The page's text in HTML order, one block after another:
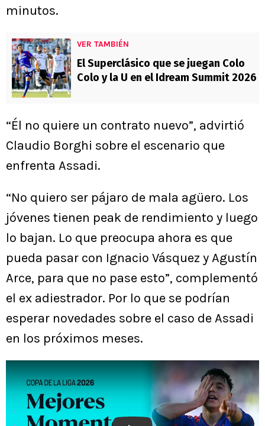
minutos.
VER TAMBIÉN
El Superclásico que se juegan Colo
Colo y la U en el Idream Summit 2026
“Él no quiere un contrato nuevo”, advirtió
Claudio Borghi sobre el escenario que
enfrenta Assadi.
“No quiero ser pájaro de mala agüero. Los
jóvenes tienen peak de rendimiento y luego
lo bajan. Lo que preocupa ahora es que
pueda pasar con Ignacio Vásquez y Agustín
Arce, para que no pase esto”, complementó
el ex adiestrador. Por lo que se podrían
esperar novedades sobre el caso de Assadi
en los próximos meses.